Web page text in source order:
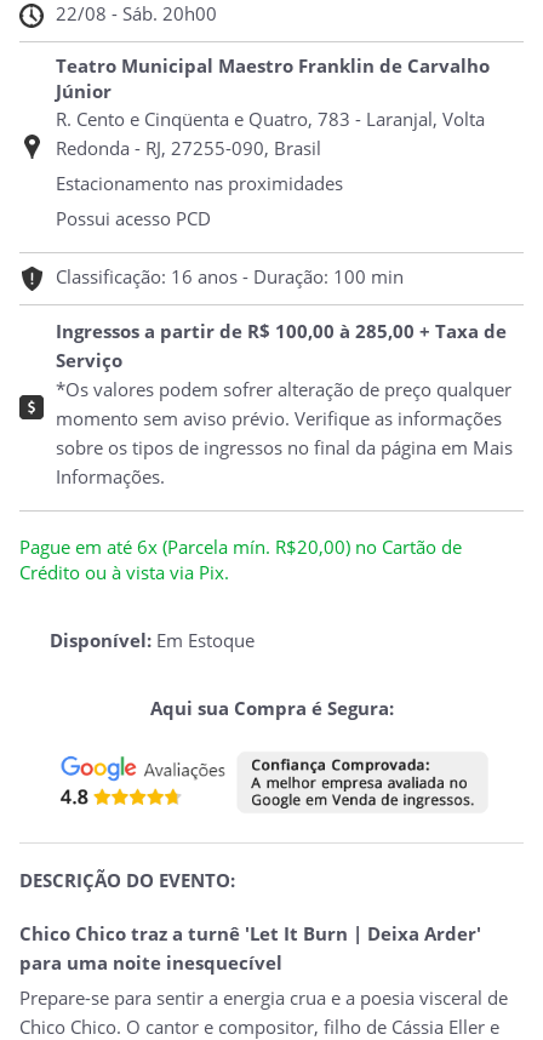
22/08 - Sáb. 20h00
Teatro Municipal Maestro Franklin de Carvalho
Júnior
R. Cento e Cinqüenta e Quatro, 783 - Laranjal, Volta
Redonda - RJ, 27255-090, Brasil
Estacionamento nas proximidades
Possui acesso PCD
Classificação: 16 anos - Duração: 100 min
Ingressos a partir de R$ 100,00 à 285,00 + Taxa de
Serviço
*Os valores podem sofrer alteração de preço qualquer
momento sem aviso prévio. Verifique as informações
sobre os tipos de ingressos no final da página em Mais
Informações.
Pague em até 6x (Parcela mín. R$20,00) no Cartão de
Crédito ou à vista via Pix.
Disponível: Em Estoque
Aqui sua Compra é Segura:
DESCRIÇÃO DO EVENTO:
Chico Chico traz a turnê 'Let It Burn | Deixa Arder'
para uma noite inesquecível
Prepare-se para sentir a energia crua e a poesia visceral de
Chico Chico. O cantor e compositor, filho de Cássia Eller e